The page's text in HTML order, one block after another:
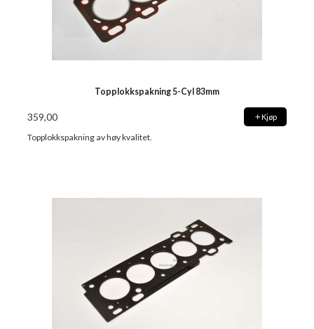
Topplokkspakning 5-Cyl 83mm
359,00 Kjøp
Topplokkspakning av høy kvalitet.